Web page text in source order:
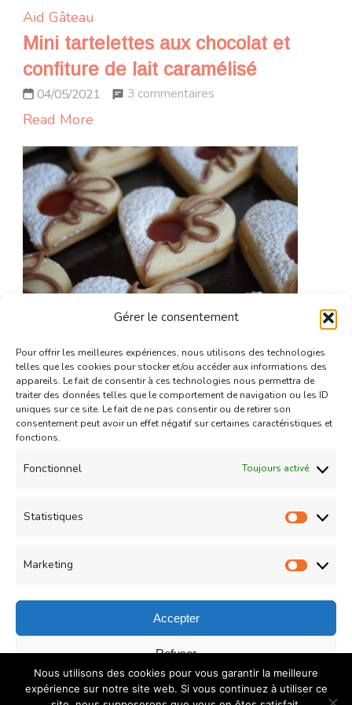
Gérer le consentement
Pour offrir les meilleures expériences, nous utilisons des technologies
telles que les cookies pour stocker et/ou accéder aux informations des
appareils. Le fait de consentir à ces technologies nous permettra de
traiter des données telles que le comportement de navigation ou les ID
uniques sur ce site. Le fait de ne pas consentir ou de retirer son
consentement peut avoir un effet négatif sur certaines caractéristiques et
fonctions.
Fonctionnel Toujours activé
Statistiques
Marketing
Accepter
Refuser
Enregistrer les préférences
Aid Gâteau
Mini tartelettes aux chocolat et
confiture de lait caramélisé
04/05/2021 3 commentaires
aux
chocolat
et
confiture
de
caramélisé
Read More
Aid Gâteau
Coeurs Sablés très fondants
fourrés à la confiture de fraise
04/05/2021
Coeurs
confiture
fraise
Read More
© Copyright 2026COUZINA.fr : Cuisine du Monde. All
Rights Reserved.Recipe Quest | Developed ByWP
Delicious. Powered byWordPress. Politique de
Nous utilisons des cookies pour vous garantir la meilleure
expérience sur notre site web. Si vous continuez à utiliser ce